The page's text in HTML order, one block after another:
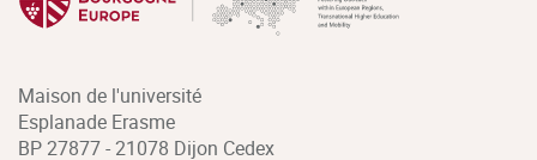
Maison de l'université
Esplanade Erasme
BP 27877 - 21078 Dijon Cedex